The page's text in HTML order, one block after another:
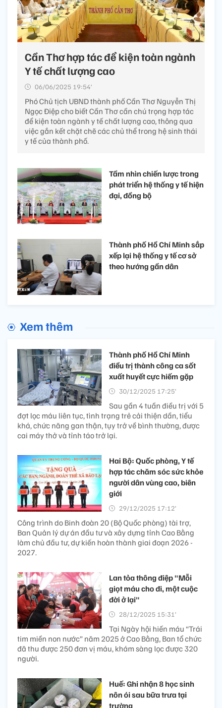
Cần Thơ hợp tác để kiện toàn ngành
Y tế chất lượng cao
06/06/2025 19:54’
Phó Chủ tịch UBND thành phố Cần Thơ Nguyễn Thị
Ngọc Điệp cho biết Cần Thơ cần chú trọng hợp tác
để kiện toàn ngành y tế chất lượng cao, thông qua
việc gắn kết chặt chẽ các chủ thể trong hệ sinh thái
y tế của thành phố.
Tầm nhìn chiến lược trong
phát triển hệ thống y tế hiện
đại, đồng bộ
Thành phố Hồ Chí Minh sắp
xếp lại hệ thống y tế cơ sở
theo hướng gần dân​
Xem thêm
Thành phố Hồ Chí Minh
điều trị thành công ca sốt
xuất huyết cực hiếm gặp​
30/12/2025 17:25’
Sau gần 4 tuần điều trị với 5
đợt lọc máu liên tục, tình trạng trẻ cải thiện dần, tiểu
khá, chức năng gan thận, tụy trở về bình thường, được
cai máy thở và tỉnh táo trở lại.
Hai Bộ: Quốc phòng, Y tế
hợp tác chăm sóc sức khỏe
người dân vùng cao, biên
giới
29/12/2025 17:12’
Công trình do Binh đoàn 20 (Bộ Quốc phòng) tài trợ,
Ban Quản lý dự án đầu tư và xây dựng tỉnh Cao Bằng
làm chủ đầu tư, dự kiến hoàn thành giai đoạn 2026 -
2027.
Lan tỏa thông điệp "Mỗi
giọt máu cho đi, một cuộc
đời ở lại"
28/12/2025 15:31’
Tại Ngày hội hiến máu “Trái
tim miền non nước” năm 2025 ở Cao Bằng, Ban tổ chức
đã thu được 250 đơn vị máu, khám sàng lọc được 320
người.
Huế: Ghi nhận 8 học sinh
nôn ói sau bữa trưa tại
trường